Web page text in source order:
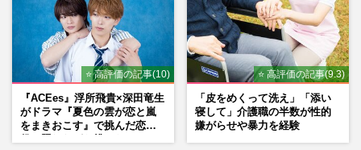
⭐ 高評価の記事(10)
『ACEes』浮所飛貴×深田竜生
がドラマ『夏色の雲が恋と嵐
をまきおこす』で挑んだ恋人
⭐ 高評価の記事(9.3)
「皮をめくって洗え」「添い
寝して」介護職の半数が性的
嫌がらせや暴力を経験